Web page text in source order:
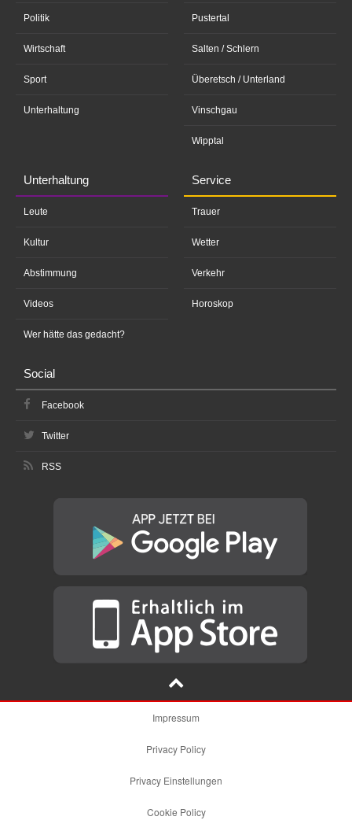
Politik
Wirtschaft
Sport
Unterhaltung
Pustertal
Salten / Schlern
Überetsch / Unterland
Vinschgau
Wipptal
Unterhaltung
Leute
Kultur
Abstimmung
Videos
Wer hätte das gedacht?
Service
Trauer
Wetter
Verkehr
Horoskop
Social
Facebook
Twitter
RSS
Impressum
Privacy Policy
Privacy Einstellungen
Cookie Policy